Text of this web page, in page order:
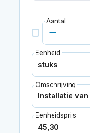
Aantal
Eenheid
Omschrijving
Eenheidsprijs